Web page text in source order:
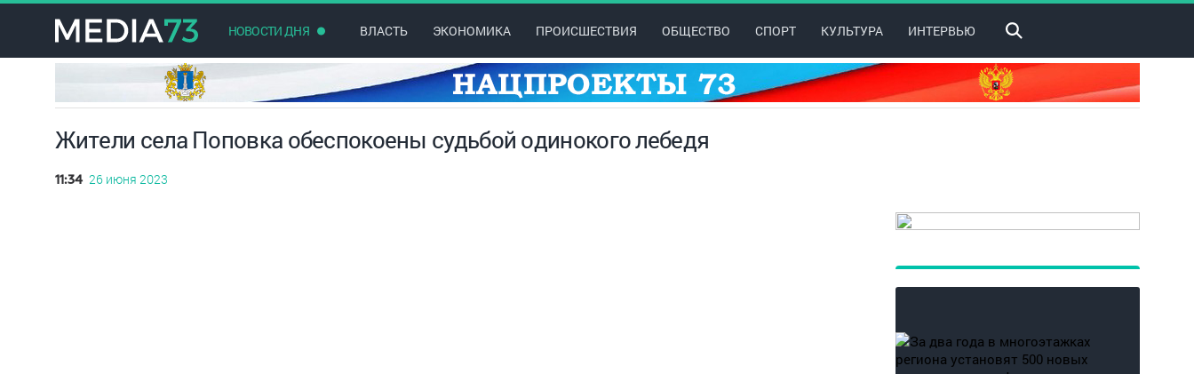
НОВОСТИ ДНЯ ВЛАСТЬ ЭКОНОМИКА ПРОИСШЕСТВИЯ ОБЩЕСТВО СПОРТ КУЛЬТУРА ИНТЕРВЬЮ
Жители села Поповка обеспокоены судьбой одинокого лебедя
11:34 26 июня 2023